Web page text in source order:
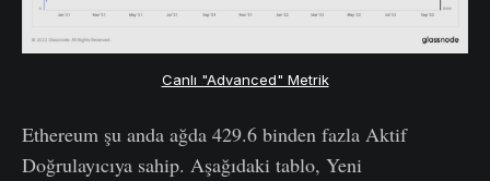
Canlı "Advanced" Metrik
Ethereum şu anda ağda 429.6 binden fazla Aktif
Doğrulayıcıya sahip. Aşağıdaki tablo, Yeni